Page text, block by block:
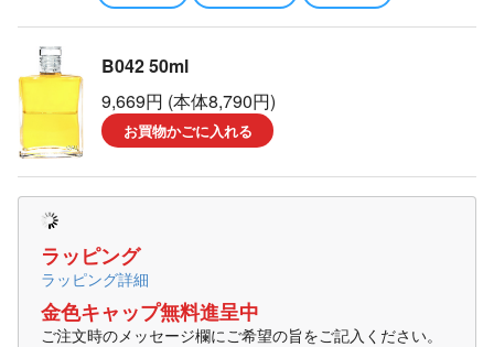
B042 50ml
9,669円 (本体8,790円)
お買物かごに入れる
ラッピング
ラッピング詳細
金色キャップ無料進呈中
ご注文時のメッセージ欄にご希望の旨をご記入ください。